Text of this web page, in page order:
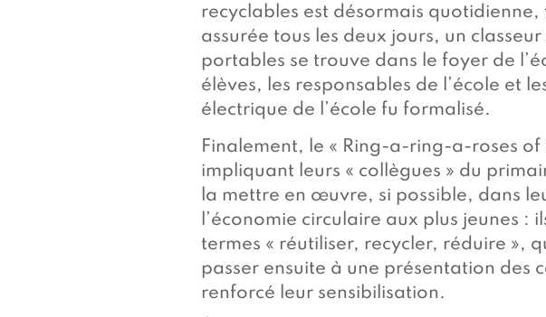
recyclables est désormais
assurée tous les deux jours, un
portables se trouve dans le foyer de
élèves, les responsables de l’école et
électrique de l’école fu formalisé.
Finalement, le « Ring-a-ring-a-roses of
impliquant leurs « collègues » du
la mettre en œuvre, si possible, dans
l’économie circulaire aux plus jeunes :
termes « réutiliser, recycler, réduire »,
passer ensuite à une présentation des
renforcé leur sensibilisation.